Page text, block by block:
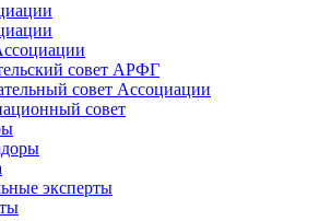
совет АРФГ
совет Ассоциации
совет
эксперты